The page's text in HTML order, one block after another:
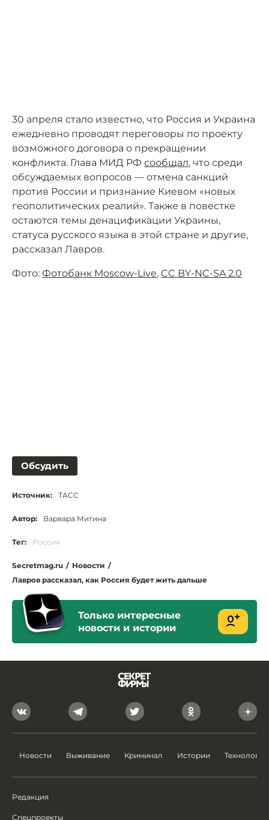
30 апреля стало известно, что Россия и Украина
ежедневно проводят переговоры по проекту
возможного договора о прекращении
конфликта. Глава МИД РФ сообщал, что среди
обсуждаемых вопросов — отмена санкций
против России и признание Киевом «новых
геополитических реалий». Также в повестке
остаются темы денацификации Украины,
статуса русского языка в этой стране и другие,
рассказал Лавров.
Фото: Фотобанк Moscow-Live, CC BY-NC-SA 2.0
Обсудить
Источник: ТАСС
Автор: Варвара Митина
Тег: Россия
Secretmag.ru / Новости /
Лавров рассказал, как Россия будет жить дальше
Только интересные
новости и истории
Новости Выживание Криминал Истории Технологии
Редакция
Спецпроекты